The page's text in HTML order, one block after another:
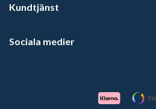
Kundtjänst
Sociala medier